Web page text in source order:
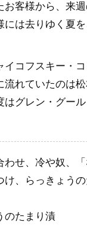
客様から、来
は去りゆく夏を
コフスキー・
れていたのは
グレン・グー
せ、冷や奴、
、らっきょうの
のたまり漬